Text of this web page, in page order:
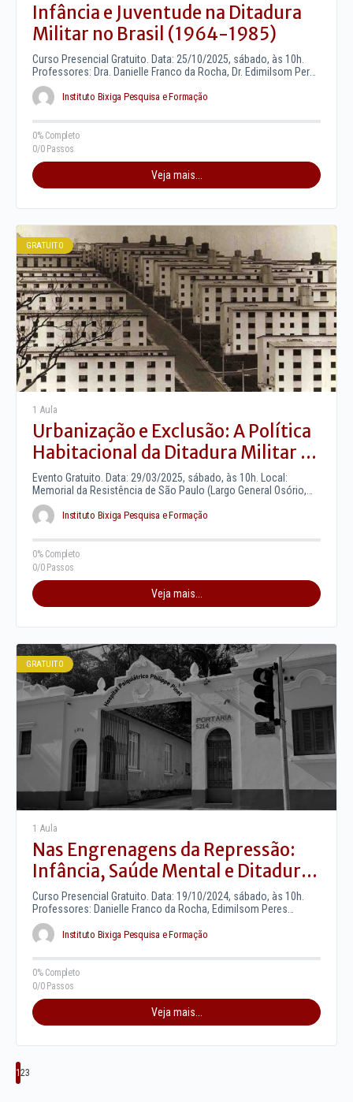
Infância e Juventude na Ditadura
Militar no Brasil (1964-1985)
Curso Presencial Gratuito. Data: 25/10/2025, sábado, às 10h.
Professores: Dra. Danielle Franco da Rocha, Dr. Edimilsom Peres
Castilho, Dr. Eribelto…
Instituto Bixiga Pesquisa e Formação
0% Completo
0/0 Passos
Veja mais...
GRATUITO
1 Aula
Urbanização e Exclusão: A Política
Habitacional da Ditadura Militar e
o Padrão Periférico de Crescimento
Urbano na Cidade de São Paulo
Evento Gratuito. Data: 29/03/2025, sábado, às 10h. Local:
Memorial da Resistência de São Paulo (Largo General Osório,
66, Santa Ifigênia,…
Instituto Bixiga Pesquisa e Formação
0% Completo
0/0 Passos
Veja mais...
GRATUITO
1 Aula
Nas Engrenagens da Repressão:
Infância, Saúde Mental e Ditadura
no Brasil
Curso Presencial Gratuito. Data: 19/10/2024, sábado, às 10h.
Professores: Danielle Franco da Rocha, Edimilsom Peres
Castilho, Eribelto Peres Castilho. Local:…
Instituto Bixiga Pesquisa e Formação
0% Completo
0/0 Passos
Veja mais...
123